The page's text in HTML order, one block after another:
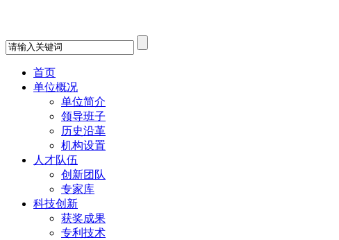
首页
单位概况
单位简介
领导班子
历史沿革
机构设置
人才队伍
创新团队
专家库
科技创新
获奖成果
专利技术